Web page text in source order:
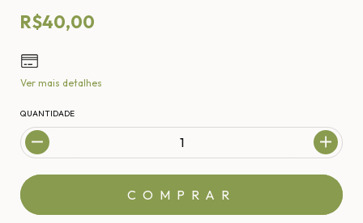
R$40,00
Ver mais detalhes
QUANTIDADE